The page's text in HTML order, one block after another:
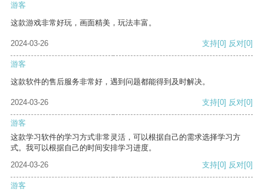
游客
这款游戏非常好玩，画面精美，玩法丰富。
2024-03-26 支持[0] 反对[0]
游客
这款软件的售后服务非常好，遇到问题都能得到及时解决。
2024-03-26 支持[0] 反对[0]
游客
这款学习软件的学习方式非常灵活，可以根据自己的需求选择学习方
式。我可以根据自己的时间安排学习进度。
2024-03-26
支持[0] 反对[0]
游客